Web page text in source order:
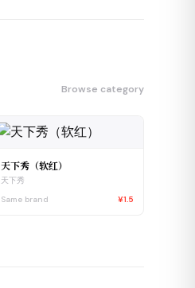
Browse category
天下秀（软红）
天下秀
Same brand
¥1.5